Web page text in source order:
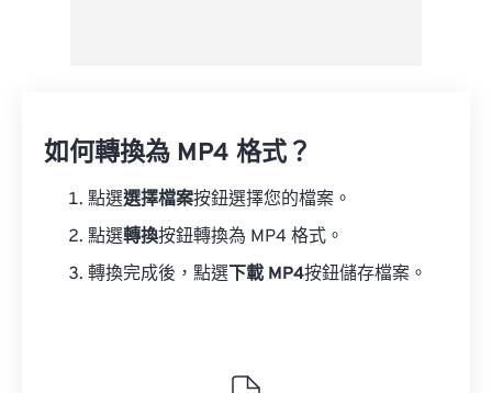
如何轉換為 MP4 格式？
點選選擇檔案按鈕選擇您的檔案。
點選轉換按鈕轉換為 MP4 格式。
轉換完成後，點選 下載 MP4按鈕儲存檔案。